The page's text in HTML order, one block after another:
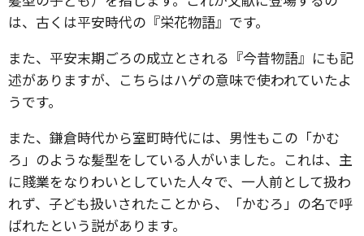
は、古くは平安時代の『栄花物語』です。
また、平安末期ごろの成立とされる『今昔物語』にも記
述がありますが、こちらはハゲの意味で使われていたよ
うです。
また、鎌倉時代から室町時代には、男性もこの「かむ
ろ」のような髪型をしている人がいました。これは、主
に賤業をなりわいとしていた人々で、一人前として扱わ
れず、子ども扱いされたことから、「かむろ」の名で呼
ばれたという説があります。